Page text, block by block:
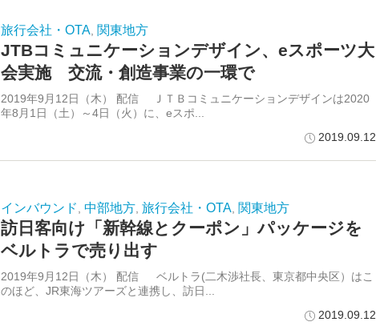
旅行会社・OTA, 関東地方
JTBコミュニケーションデザイン、eスポーツ大
会実施 交流・創造事業の一環で
2019年9月12日（木） 配信 ＪＴＢコミュニケーションデザインは2020
年8月1日（土）～4日（火）に、eスポ...
2019.09.12
インバウンド 中部地方, 旅行会社・OTA, 関東地方
訪日客向け「新幹線とクーポン」パッケージを
ベルトラで売り出す
2019年9月12日（木） 配信 ベルトラ(二木渉社長、東京都中央区）はこ
のほど、JR東海ツアーズと連携し、訪日...
2019.09.12